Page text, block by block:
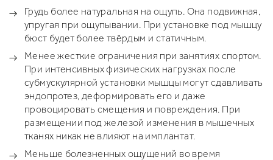
Грудь более натуральная на ощупь. Она подвижная,
упругая при ощупывании. При установке под мышцу
бюст будет более твёрдым и статичным.
Менее жесткие ограничения при занятиях спортом.
При интенсивных физических нагрузках после
субмускулярной установки мышцы могут сдавливать
эндопротез, деформировать его и даже
провоцировать смещения и повреждения. При
размещении под железой изменения в мышечных
тканях никак не влияют на имплантат.
Меньше болезненных ощущений во время